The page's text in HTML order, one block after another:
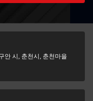
안 시, 춘천시, 춘천마을